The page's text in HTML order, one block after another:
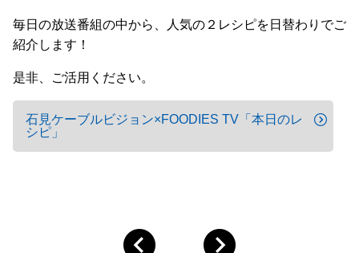
毎日の放送番組の中から、人気の２レシピを日替わりでご
紹介します！
是非、ご活用ください。
石見ケーブルビジョン×FOODIES TV「本日のレ
シピ」